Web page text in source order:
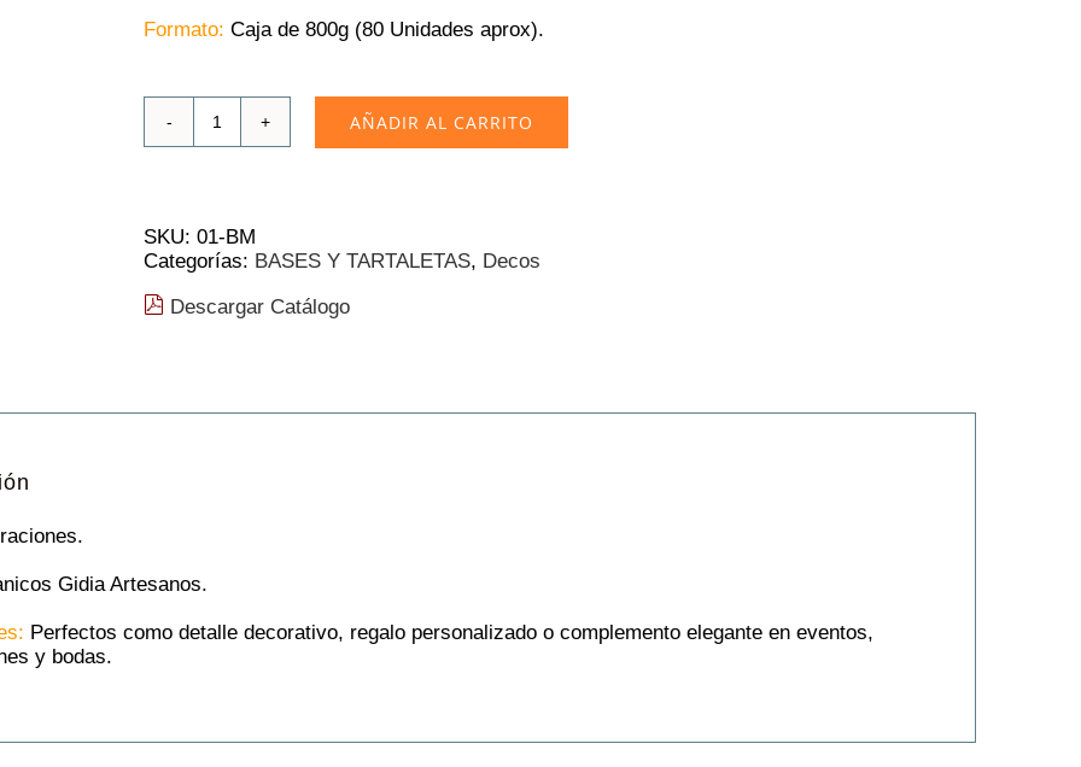
Formato: Caja de 800g (80 Unidades aprox).
Abanicos
cantidad
AÑADIR AL CARRITO
SKU: 01-BM
Categorías: BASES Y TARTALETAS, Decos
Descargar Catálogo
Gidia Artesanos.
Perfectos como detalle decorativo, regalo personalizado o complemento elegante en eventos,
y bodas.